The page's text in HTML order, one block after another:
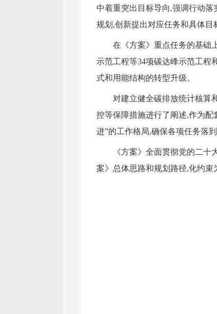
中着重突出目标导向,强调行动
规划,创新提出对应任务和具体目
在《方案》重点任务的基础
示范工程等34项碳达峰示范工程
式和用能结构的转型升级。
对建立健全碳排放统计核算
控等保障措施进行了阐述,作为
进”的工作格局,确保各项任务落到
《方案》全面贯彻党的二
案》总体思路和规划路径,化约束